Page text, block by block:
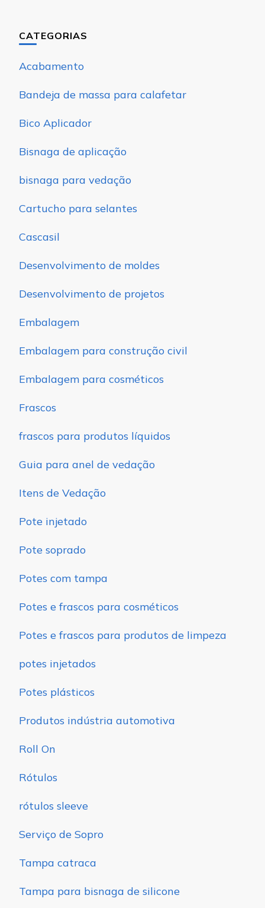
CATEGORIAS
Acabamento
Bandeja de massa para calafetar
Bico Aplicador
Bisnaga de aplicação
bisnaga para vedação
Cartucho para selantes
Cascasil
Desenvolvimento de moldes
Desenvolvimento de projetos
Embalagem
Embalagem para construção civil
Embalagem para cosméticos
Frascos
frascos para produtos líquidos
Guia para anel de vedação
Itens de Vedação
Pote injetado
Pote soprado
Potes com tampa
Potes e frascos para cosméticos
Potes e frascos para produtos de limpeza
potes injetados
Potes plásticos
Produtos indústria automotiva
Roll On
Rótulos
rótulos sleeve
Serviço de Sopro
Tampa catraca
Tampa para bisnaga de silicone